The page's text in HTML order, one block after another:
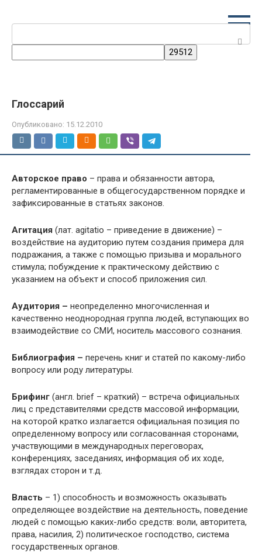
Глоссарий
Опубликовано: 15.12.2010
Авторское право – права и обязанности автора,
регламентированные в общегосударственном порядке и
зафиксированные в статьях законов.
Агитация (лат. аgitatio – приведение в движение) –
воздействие на аудиторию путем создания примера для
подражания, а также с помощью призыва и морального
стимула; побуждение к практическому действию с
указанием на объект и способ приложения сил.
Аудитория – неопределенно многочисленная и
качественно неоднородная группа людей, вступающих во
взаимодействие со СМИ, носитель массового сознания.
Библиография – перечень книг и статей по какому-либо
вопросу или роду литературы.
Брифинг (англ. brief – краткий) – встреча официальных
лиц с представителями средств массовой информации,
на которой кратко излагается официальная позиция по
определенному вопросу или согласованная сторонами,
участвующими в международных переговорах,
конференциях, заседаниях, информация об их ходе,
взглядах сторон и т.д.
Власть – 1) способность и возможность оказывать
определяющее воздействие на деятельность, поведение
людей с помощью каких-либо средств: воли, авторитета,
права, насилия, 2) политическое господство, система
государственных органов.